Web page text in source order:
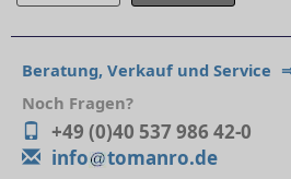
Beratung, Verkauf und Service
Noch Fragen?
+49 (0)40 537 986 42-0
info
tomanro.de